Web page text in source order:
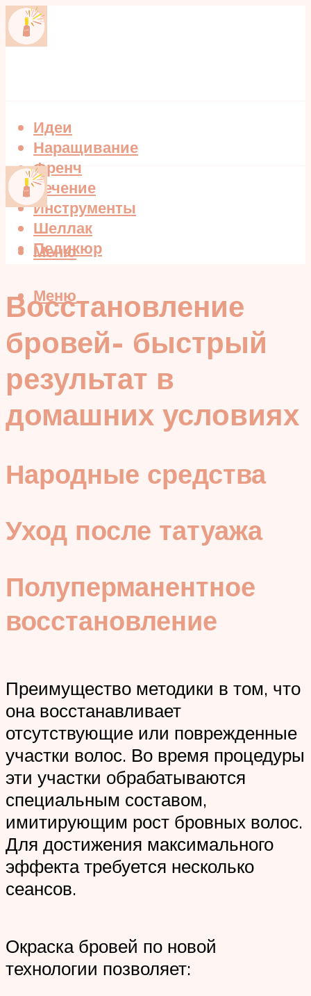
Идеи
Наращивание
Френч
Лечение
Инструменты
Шеллак
Педикюр
Меню
Меню
Восстановление
бровей- быстрый
результат в
домашних условиях
Народные средства
Уход после татуажа
Полуперманентное
восстановление
Преимущество методики в том, что
она восстанавливает
отсутствующие или поврежденные
участки волос. Во время процедуры
эти участки обрабатываются
специальным составом,
имитирующим рост бровных волос.
Для достижения максимального
эффекта требуется несколько
сеансов.
Окраска бровей по новой
технологии позволяет: